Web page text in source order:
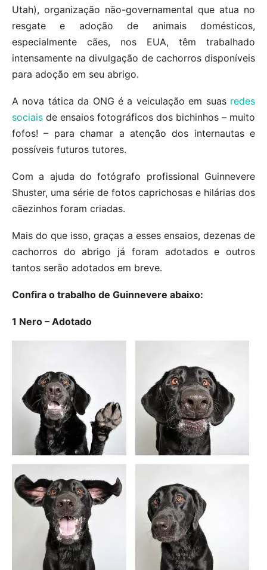
Utah), organização não-governamental que atua no
resgate e adoção de animais domésticos,
especialmente cães, nos EUA, têm trabalhado
intensamente na divulgação de cachorros disponíveis
para adoção em seu abrigo.
A nova tática da ONG é a veiculação em suas redes
sociais de ensaios fotográficos dos bichinhos – muito
fofos! – para chamar a atenção dos internautas e
possíveis futuros tutores.
Com a ajuda do fotógrafo profissional Guinnevere
Shuster, uma série de fotos caprichosas e hilárias dos
cãezinhos foram criadas.
Mais do que isso, graças a esses ensaios, dezenas de
cachorros do abrigo já foram adotados e outros
tantos serão adotados em breve.
Confira o trabalho de Guinnevere abaixo:
1 Nero – Adotado